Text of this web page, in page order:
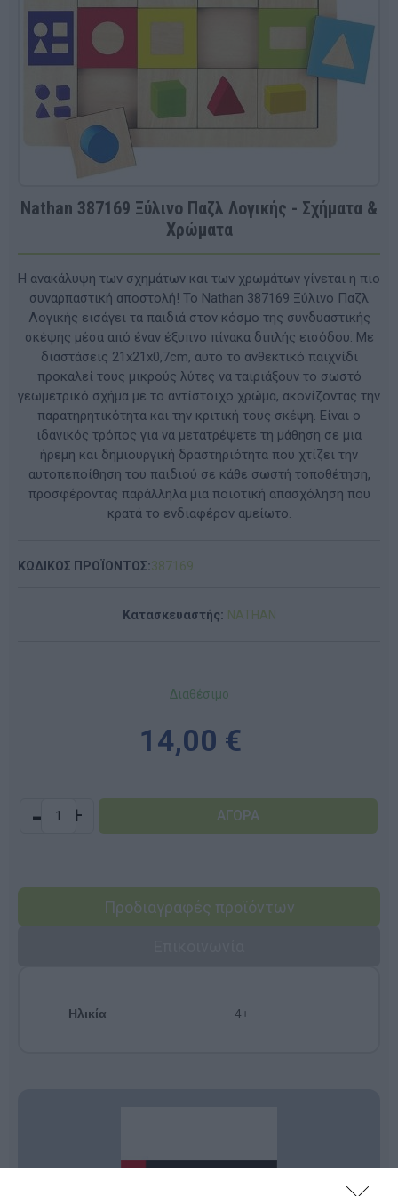
Nathan 387169 Ξύλινο Παζλ Λογικής - Σχήματα &
Χρώματα
Η ανακάλυψη των σχημάτων και των χρωμάτων γίνεται η πιο
συναρπαστική αποστολή! Το Nathan 387169 Ξύλινο Παζλ
Λογικής εισάγει τα παιδιά στον κόσμο της συνδυαστικής
σκέψης μέσα από έναν έξυπνο πίνακα διπλής εισόδου. Με
διαστάσεις 21x21x0,7cm, αυτό το ανθεκτικό παιχνίδι
προκαλεί τους μικρούς λύτες να ταιριάξουν το σωστό
γεωμετρικό σχήμα με το αντίστοιχο χρώμα, ακονίζοντας την
παρατηρητικότητα και την κριτική τους σκέψη. Είναι ο
ιδανικός τρόπος για να μετατρέψετε τη μάθηση σε μια
ήρεμη και δημιουργική δραστηριότητα που χτίζει την
αυτοπεποίθηση του παιδιού σε κάθε σωστή τοποθέτηση,
προσφέροντας παράλληλα μια ποιοτική απασχόληση που
κρατά το ενδιαφέρον αμείωτο.
ΚΩΔΙΚΟΣ ΠΡΟΪΟΝΤΟΣ:387169
Κατασκευαστής: NATHAN
Διαθέσιμο
14,00 €
- +
Προδιαγραφές προϊόντων
Ηλικία 4+